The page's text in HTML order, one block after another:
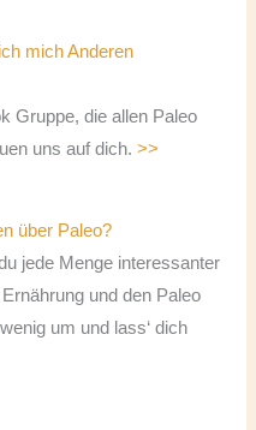
mich Anderen
Gruppe, die allen Paleo
uns auf dich.>>
über Paleo?
jede Menge interessanter
und den Paleo
um und lass‘ dich